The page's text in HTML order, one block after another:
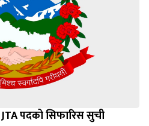
पदको सिफारिस सुची